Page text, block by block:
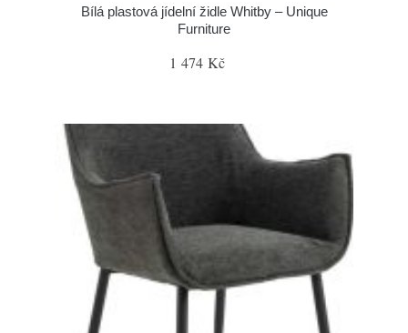
Bílá plastová jídelní židle Whitby – Unique
Furniture
1 474 Kč